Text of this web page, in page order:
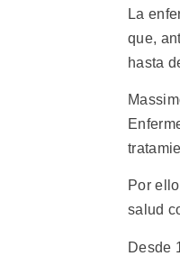
La
que,
hasta
Por
salud
Desde